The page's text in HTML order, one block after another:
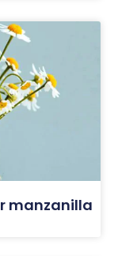
manzanilla